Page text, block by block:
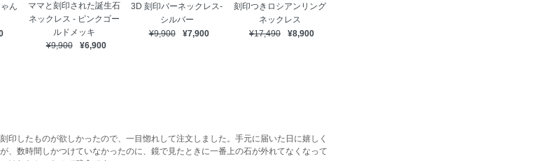
ん
ママと刻印された誕生石
ネックレス - ピンクゴー
ルドメッキ
¥9,900
¥6,900
3D 刻印バーネックレス-
シルバー
¥9,900
¥7,900
刻印つきロシアンリング
ネックレス
¥17,490
¥8,900
印したものが欲しかったので、一目惚れして注文しました。手元に届いた日に嬉しく
、数時間しかつけていなかったのに、鏡で見たときに一番上の石が外れてなくなって